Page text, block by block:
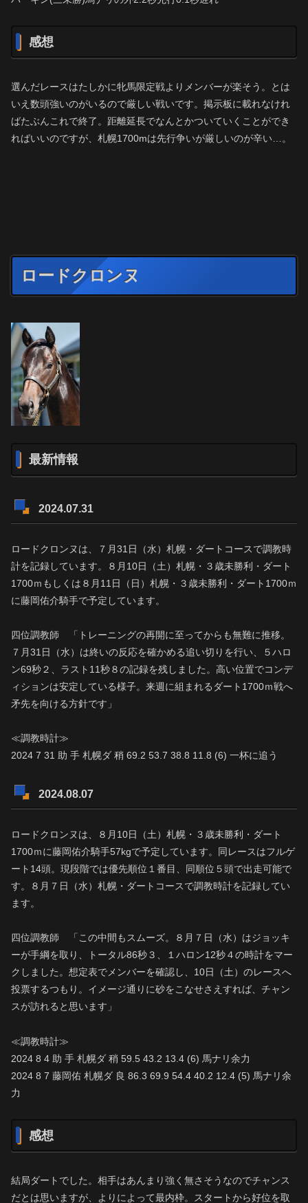
感想
選んだレースはたしかに牝馬限定戦よりメンバーが楽そう。とは
いえ数頭強いのがいるので厳しい戦いです。掲示板に載れなけれ
ばたぶんこれで終了。距離延長でなんとかついていくことができ
ればいいのですが、札幌1700mは先行争いが厳しいのが辛い…。
ロードクロンヌ
最新情報
2024.07.31
ロードクロンヌは、７月31日（水）札幌・ダートコースで調教時
計を記録しています。８月10日（土）札幌・３歳未勝利・ダート
1700ｍもしくは８月11日（日）札幌・３歳未勝利・ダート1700ｍ
に藤岡佑介騎手で予定しています。
四位調教師 「トレーニングの再開に至ってからも無難に推移。
７月31日（水）は終いの反応を確かめる追い切りを行い、５ハロ
ン69秒２、ラスト11秒８の記録を残しました。高い位置でコンデ
ィションは安定している様子。来週に組まれるダート1700ｍ戦へ
矛先を向ける方針です」
≪調教時計≫
2024 7 31 助 手 札幌ダ 稍 69.2 53.7 38.8 11.8 (6) 一杯に追う
2024.08.07
ロードクロンヌは、８月10日（土）札幌・３歳未勝利・ダート
1700ｍに藤岡佑介騎手57kgで予定しています。同レースはフルゲ
ート14頭。現段階では優先順位１番目、同順位５頭で出走可能で
す。８月７日（水）札幌・ダートコースで調教時計を記録してい
ます。
四位調教師 「この中間もスムーズ。８月７日（水）はジョッキ
ーが手綱を取り、トータル86秒３、１ハロン12秒４の時計をマー
クしました。想定表でメンバーを確認し、10日（土）のレースへ
投票するつもり。イメージ通りに砂をこなせさえすれば、チャン
スが訪れると思います」
≪調教時計≫
2024 8 4 助 手 札幌ダ 稍 59.5 43.2 13.4 (6) 馬ナリ余力
2024 8 7 藤岡佑 札幌ダ 良 86.3 69.9 54.4 40.2 12.4 (5) 馬ナリ余
力
感想
結局ダートでした。相手はあんまり強く無さそうなのでチャンス
だとは思いますが、よりによって最内枠。スタートから好位を取